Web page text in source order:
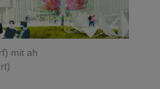
mit ah